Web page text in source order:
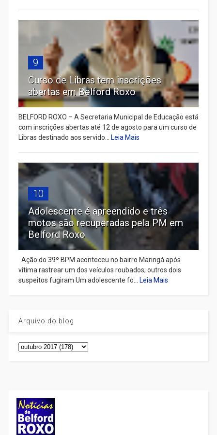
9
Curso de Libras tem inscrições
abertas em Belford Roxo
BELFORD ROXO – A Secretaria Municipal de Educação está
com inscrições abertas até 12 de agosto para um curso de
Libras destinado aos servido... Leia Mais
10
Adolescente é apreendido e três
motos são recuperadas pela PM em
Belford Roxo
Ação do 39º BPM aconteceu no bairro Maringá após
vítima rastrear um dos veículos roubados; outros dois
suspeitos fugiram Um adolescente fo... Leia Mais
Arquivo do blog